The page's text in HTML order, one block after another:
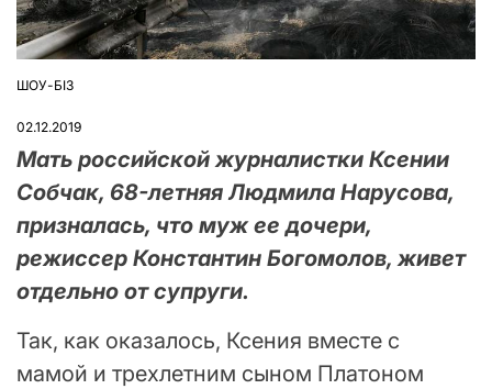
ОПУБЛІКУВАТИ
ШОУ-БІЗ
02.12.2019
Мать российской журналистки Ксении
Собчак, 68-летняя Людмила Нарусова,
призналась, что муж ее дочери,
режиссер Константин Богомолов, живет
отдельно от супруги.
Так, как оказалось, Ксения вместе с
мамой и трехлетним сыном Платоном